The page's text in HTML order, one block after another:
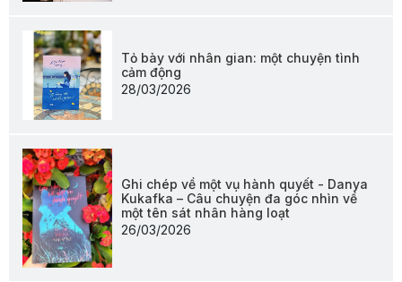
Tỏ bày với nhân gian: một chuyện tình
cảm động
28/03/2026
Ghi chép về một vụ hành quyết - Danya
Kukafka – Câu chuyện đa góc nhìn về
một tên sát nhân hàng loạt
26/03/2026